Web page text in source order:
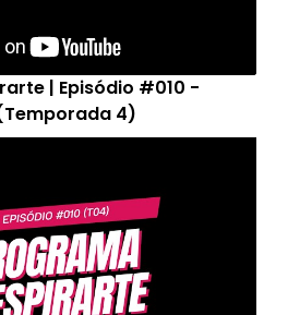
| Episódio #010 -
4)